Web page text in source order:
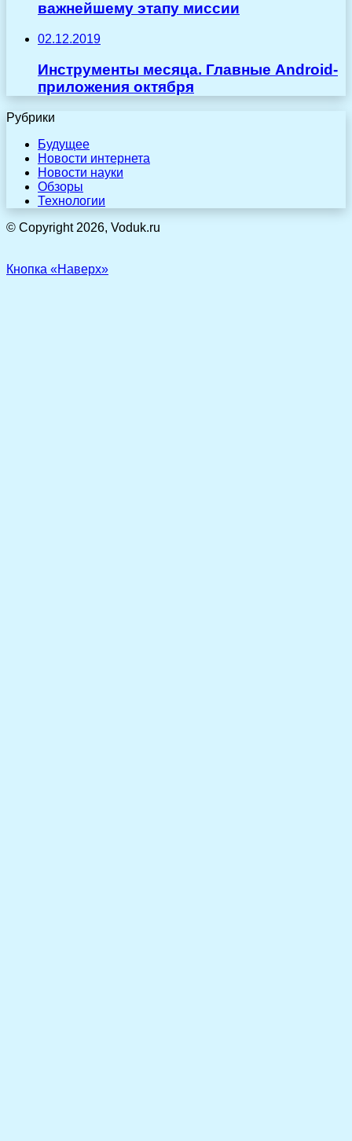
важнейшему этапу миссии
02.12.2019
Инструменты месяца. Главные Android-
приложения октября
Рубрики
Будущее
Новости интернета
Новости науки
Обзоры
Технологии
© Copyright 2026, Voduk.ru
Кнопка «Наверх»